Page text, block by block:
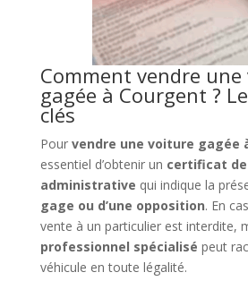
Comment vendre
gagée à Courgent ?
clés
Pour vendre une voiture gagée
essentiel d’obtenir un certificat
administrative qui indique la
gage ou d’une opposition. En
vente à un particulier est interdite,
professionnel spécialisé peut
véhicule en toute légalité.